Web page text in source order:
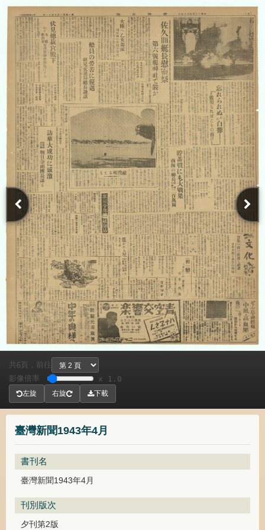
臺灣新聞1943年4月
書刊名
臺灣新聞1943年4月
刊別版次
夕刊第2版
共 6頁， 前往
影像倍率
x 1.0
左旋 右旋 下載